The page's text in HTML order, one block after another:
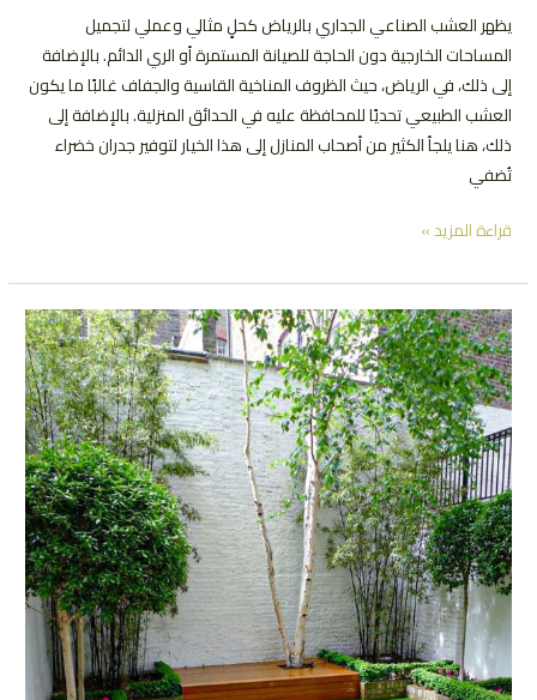
يظهر العشب الصناعي الجداري بالرياض كحلٍ مثالي وعملي لتجميل
المساحات الخارجية دون الحاجة للصيانة المستمرة أو الري الدائم. بالإضافة
إلى ذلك، في الرياض، حيث الظروف المناخية القاسية والجفاف غالبًا ما يكون
العشب الطبيعي تحديًا للمحافظة عليه في الحدائق المنزلية. بالإضافة إلى
ذلك، هنا يلجأ الكثير من أصحاب المنازل إلى هذا الخيار لتوفير جدران خضراء
تُضفي
العشب
الجداري
بالرياض
|
0552081817
قراءة المزيد »